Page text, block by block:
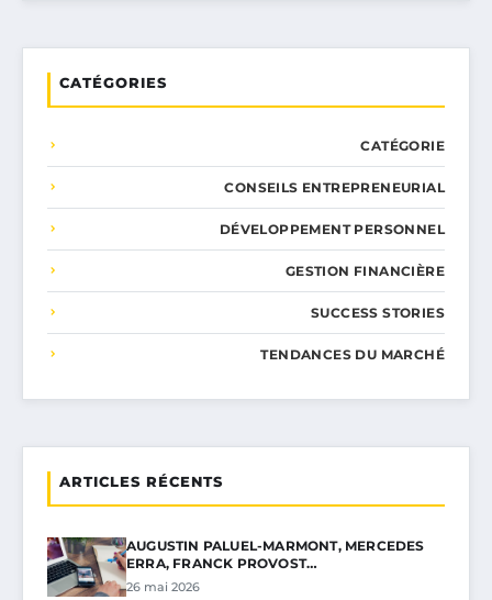
CATÉGORIES
CATÉGORIE
CONSEILS ENTREPRENEURIAL
DÉVELOPPEMENT PERSONNEL
GESTION FINANCIÈRE
SUCCESS STORIES
TENDANCES DU MARCHÉ
ARTICLES RÉCENTS
AUGUSTIN PALUEL-MARMONT, MERCEDES
ERRA, FRANCK PROVOST…
26 mai 2026